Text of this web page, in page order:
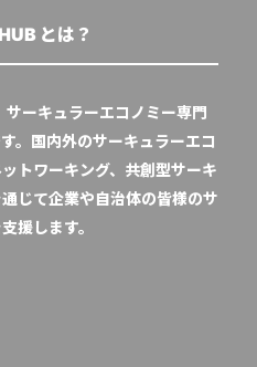
とは？
ーキュラーエコノミー専門
。国内外のサーキュラーエコ
トワーキング、共創型サーキ
じて企業や自治体の皆様のサ
援します。